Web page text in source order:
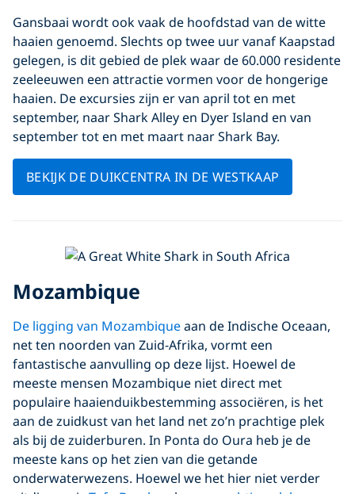
Gansbaai wordt ook vaak de hoofdstad van de witte
haaien genoemd. Slechts op twee uur vanaf Kaapstad
gelegen, is dit gebied de plek waar de 60.000 residente
zeeleeuwen een attractie vormen voor de hongerige
haaien. De excursies zijn er van april tot en met
september, naar Shark Alley en Dyer Island en van
september tot en met maart naar Shark Bay.
BEKIJK DE DUIKCENTRA IN DE WESTKAAP
Mozambique
De ligging van Mozambiqueaan de Indische Oceaan,
net ten noorden van Zuid-Afrika, vormt een
fantastische aanvulling op deze lijst. Hoewel de
meeste mensen Mozambique niet direct met
populaire haaienduikbestemming associëren, is het
aan de zuidkust van het land net zo’n prachtige plek
als bij de zuiderburen. In Ponta do Oura heb je de
meeste kans op het zien van die getande
onderwaterwezens. Hoewel we het hier niet verder